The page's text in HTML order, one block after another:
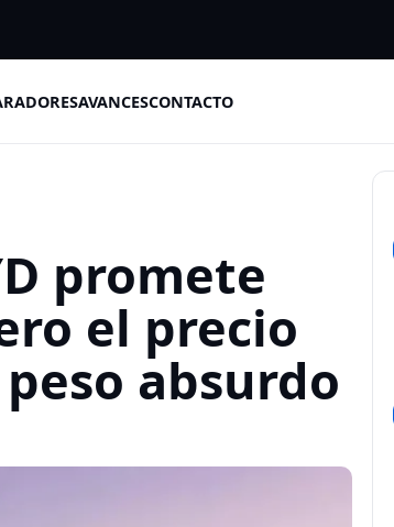
AVANCESCONTACTO
promete
el precio
absurdo